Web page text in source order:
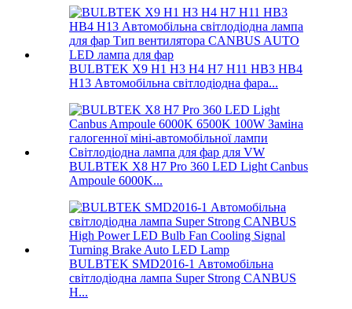
BULBTEK X9 H1 H3 H4 H7 H11 HB3 HB4
H13 Автомобільна світлодіодна фара...
BULBTEK X8 H7 Pro 360 LED Light Canbus
Ampoule 6000K...
BULBTEK SMD2016-1 Автомобільна
світлодіодна лампа Super Strong CANBUS
H...